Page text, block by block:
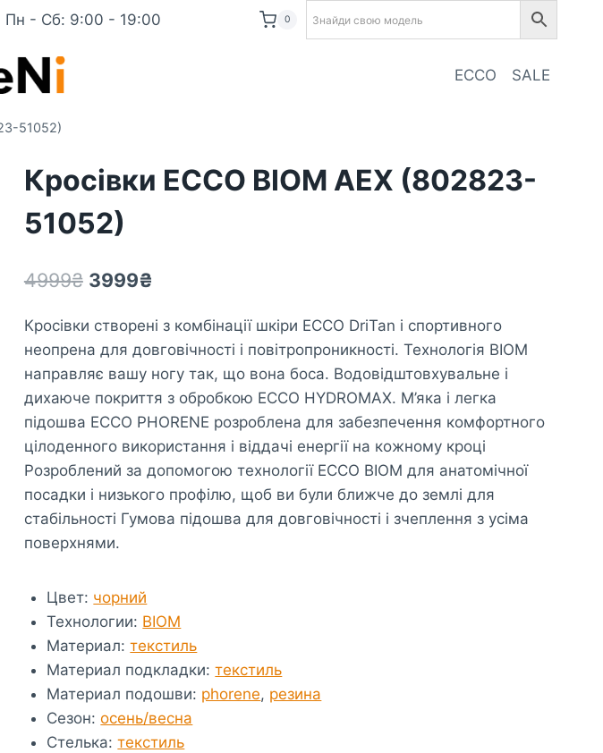
Пн - Сб: 9:00 - 19:00 0
ECCO SALE
51052)
Кросівки ECCO BIOM AEX (802823-
51052)
4999₴ Оригінальна
4999₴.
3999₴
3999₴.
Кросівки створені з комбінації шкіри ECCO DriTan і спортивного
неопрена для довговічності і повітропроникності. Технологія BIOM
направляє вашу ногу так, що вона боса. Водовідштовхувальне і
дихаюче покриття з обробкою ECCO HYDROMAX. М’яка і легка
підошва ECCO PHORENE розроблена для забезпечення комфортного
цілоденного використання і віддачі енергії на кожному кроці
Розроблений за допомогою технології ECCO BIOM для анатомічної
посадки і низького профілю, щоб ви були ближче до землі для
стабільності Гумова підошва для довговічності і зчеплення з усіма
поверхнями.
Цвет: чорний
Технологии: BIOM
Материал:текстиль
Материал подкладки:текстиль
Материал подошви: phorene, резина
Сезон:осень/весна
Стелька:текстиль